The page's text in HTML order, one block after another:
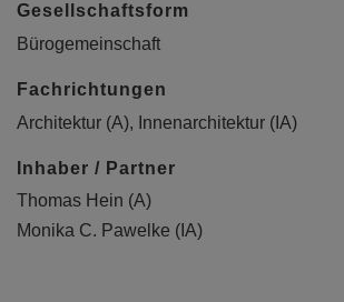
Gesellschaftsform
Bürogemeinschaft
Fachrichtungen
Architektur (A), Innenarchitektur (IA)
Inhaber / Partner
Thomas Hein (A)
Monika C. Pawelke (IA)